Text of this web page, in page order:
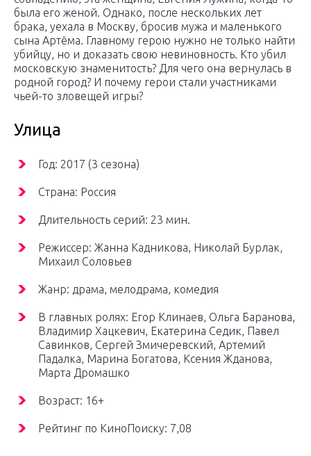
была его женой. Однако, после нескольких лет
брака, уехала в Москву, бросив мужа и маленького
сына Артёма. Главному герою нужно не только найти
убийцу, но и доказать свою невиновность. Кто убил
московскую знаменитость? Для чего она вернулась в
родной город? И почему герои стали участниками
чьей-то зловещей игры?
Улица
Год: 2017 (3 сезона)
Страна: Россия
Длительность серий: 23 мин.
Режиссер: Жанна Кадникова, Николай Бурлак,
Михаил Соловьев
Жанр: драма, мелодрама, комедия
В главных ролях: Егор Клинаев, Ольга Баранова,
Владимир Хацкевич, Екатерина Седик, Павел
Савинков, Сергей Змичеревский, Артемий
Падалка, Марина Богатова, Ксения Жданова,
Марта Дромашко
Возраст: 16+
Рейтинг по КиноПоиску: 7,08